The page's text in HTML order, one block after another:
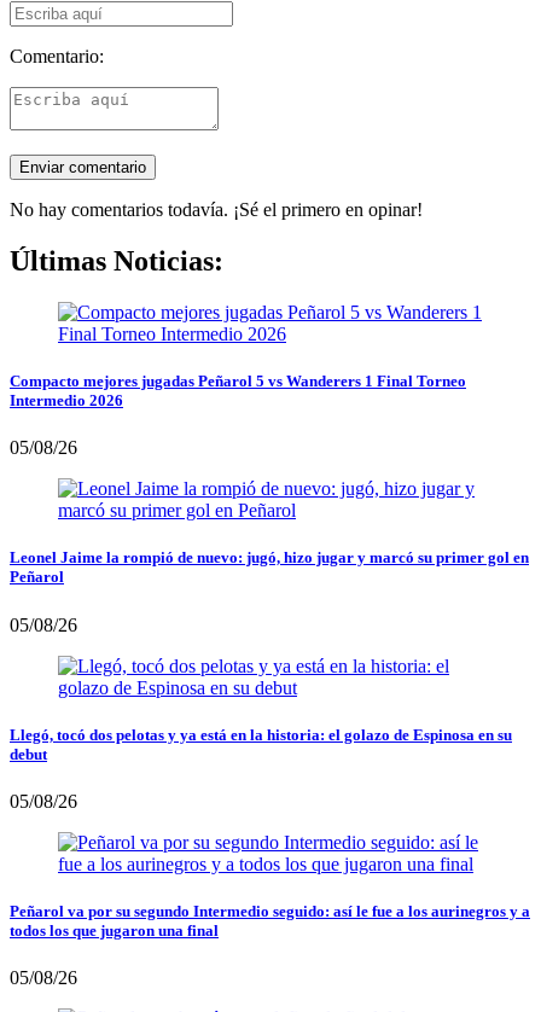
Comentario:
No hay comentarios todavía. ¡Sé el primero en opinar!
Últimas Noticias:
Compacto mejores jugadas Peñarol 5 vs Wanderers 1 Final Torneo
Intermedio 2026
05/08/26
Leonel Jaime la rompió de nuevo: jugó, hizo jugar y marcó su primer gol en
Peñarol
05/08/26
Llegó, tocó dos pelotas y ya está en la historia: el golazo de Espinosa en su
debut
05/08/26
Peñarol va por su segundo Intermedio seguido: así le fue a los aurinegros y a
todos los que jugaron una final
05/08/26